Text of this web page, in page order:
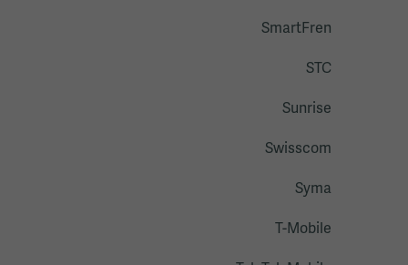
SmartFren
STC
Sunrise
Swisscom
Syma
T-Mobile